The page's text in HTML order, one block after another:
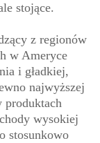
stojące.
z regionów
w Ameryce
i gładkiej,
najwyższej
produktach
wysokiej
stosunkowo